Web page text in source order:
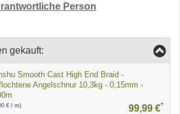
Person
gekauft:
Smooth Cast High End Braid -
Angelschnur 10,3kg - 0,15mm -
€ / m) 99,99 €*